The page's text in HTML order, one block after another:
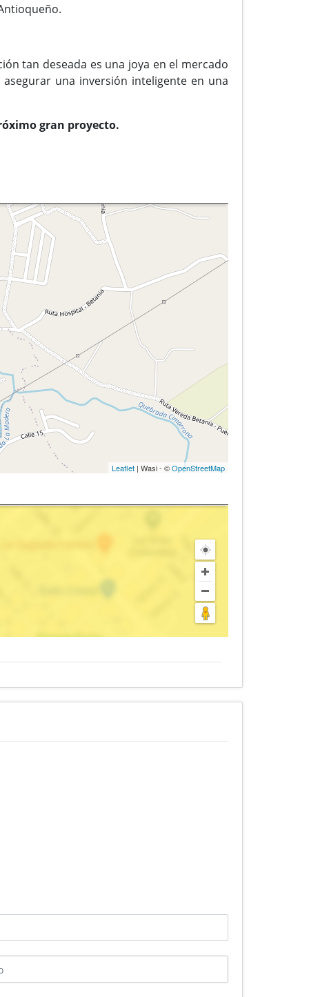
tan deseada es una joya en el mercado
una inversión inteligente en una
gran proyecto.
Leaflet| Wasi - ©OpenStreetMap